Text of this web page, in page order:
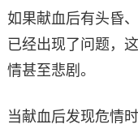
如果献血后有头昏
已经出现了问题，
情甚至悲剧。
当献血后发现危情